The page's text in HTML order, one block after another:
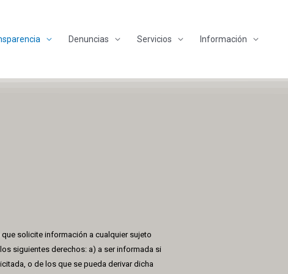
Denuncias Servicios Información
solicite información a cualquier sujeto
siguientes derechos: a) a ser informada si
o de los que se pueda derivar dicha